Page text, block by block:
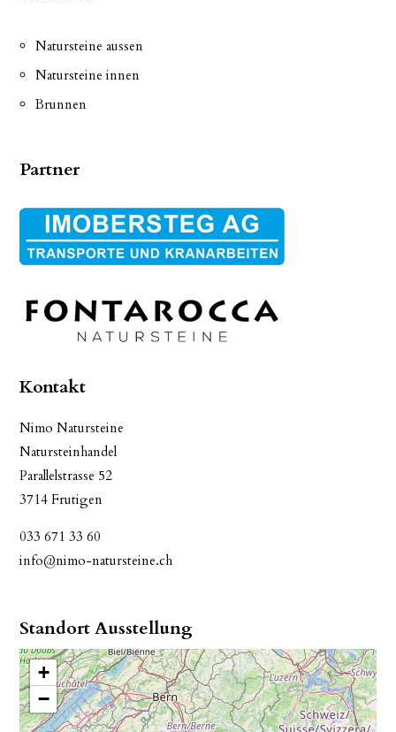
Natursteine aussen
Natursteine innen
Brunnen
Partner
Kontakt
Nimo Natursteine
Natursteinhandel
Parallelstrasse 52
3714 Frutigen
033 671 33 60
info@nimo-natursteine.ch
Standort Ausstellung
+
−